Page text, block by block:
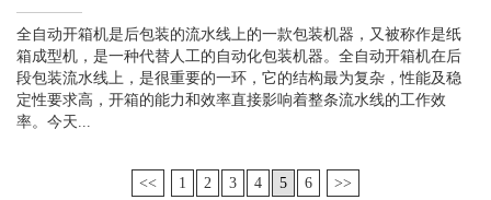
全自动开箱机是后包装的流水线上的一款包装机器，又被称作是纸
箱成型机，是一种代替人工的自动化包装机器。全自动开箱机在后
段包装流水线上，是很重要的一环，它的结构最为复杂，性能及稳
定性要求高，开箱的能力和效率直接影响着整条流水线的工作效
率。今天...
<< 1 2 3 4 5 6 >>